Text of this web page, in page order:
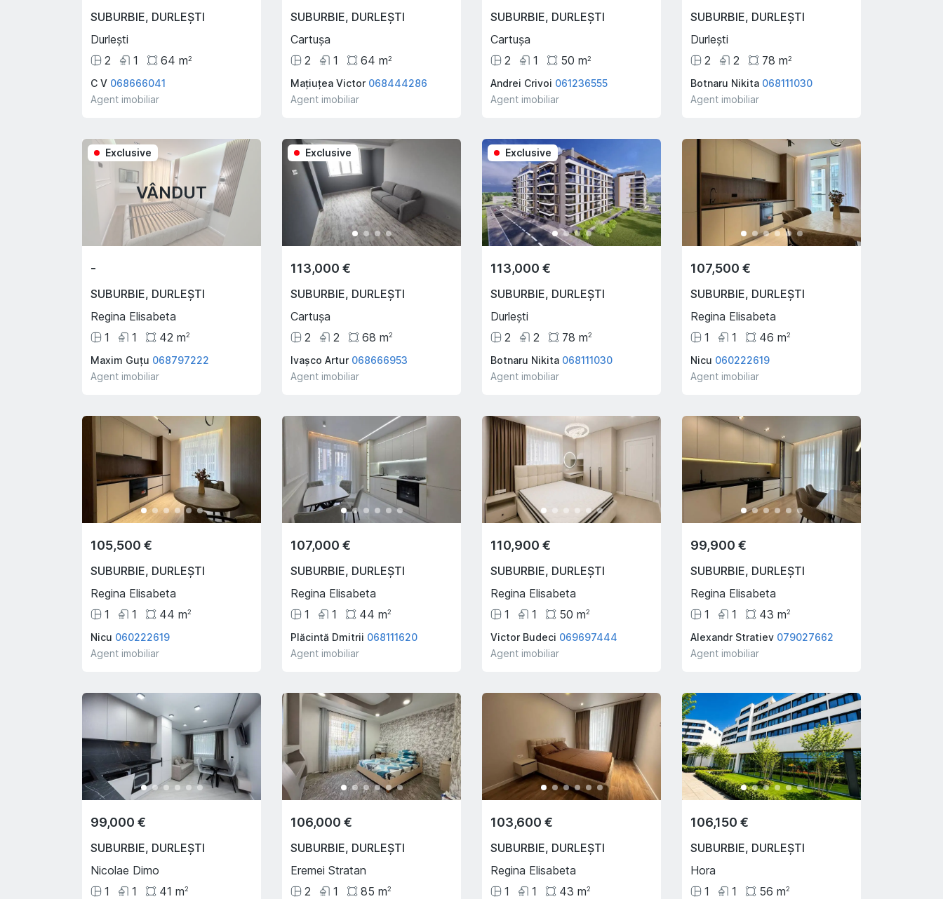
SUBURBIE, DURLEȘTI
Durlești
2
1 64 m2
C V 068666041
Agent imobiliar
SUBURBIE, DURLEȘTI
Cartușa
2
1 64 m2
Mațiuțea Victor 068444286
Agent imobiliar
SUBURBIE, DURLEȘTI
Cartușa
2
1 50 m2
Andrei Crivoi 061236555
Agent imobiliar
SUBURBIE, DURLEȘTI
Durlești
2
2 78 m2
Botnaru Nikita 068111030
Agent imobiliar
VÂNDUT
Exclusive
-
SUBURBIE, DURLEȘTI
Regina Elisabeta
1
1 42 m2
Maxim Guțu 068797222
Agent imobiliar
Exclusive
113,000 €
SUBURBIE, DURLEȘTI
Cartușa
2
2 68 m2
Ivașco Artur 068666953
Agent imobiliar
Exclusive
113,000 €
SUBURBIE, DURLEȘTI
Durlești
2
2 78 m2
Botnaru Nikita 068111030
Agent imobiliar
107,500 €
SUBURBIE, DURLEȘTI
Regina Elisabeta
1
1 46 m2
Nicu 060222619
Agent imobiliar
105,500 €
SUBURBIE, DURLEȘTI
Regina Elisabeta
1
1 44 m2
Nicu 060222619
Agent imobiliar
107,000 €
SUBURBIE, DURLEȘTI
Regina Elisabeta
1
1 44 m2
Plăcintă Dmitrii 068111620
Agent imobiliar
110,900 €
SUBURBIE, DURLEȘTI
Regina Elisabeta
1
1 50 m2
Victor Budeci 069697444
Agent imobiliar
99,900 €
SUBURBIE, DURLEȘTI
Regina Elisabeta
1
1 43 m2
Alexandr Stratiev 079027662
Agent imobiliar
99,000 €
SUBURBIE, DURLEȘTI
Nicolae Dimo
1
1 41 m2
106,000 €
SUBURBIE, DURLEȘTI
Eremei Stratan
2
1 85 m2
103,600 €
SUBURBIE, DURLEȘTI
Regina Elisabeta
1
1 43 m2
106,150 €
SUBURBIE, DURLEȘTI
Hora
1
1 56 m2